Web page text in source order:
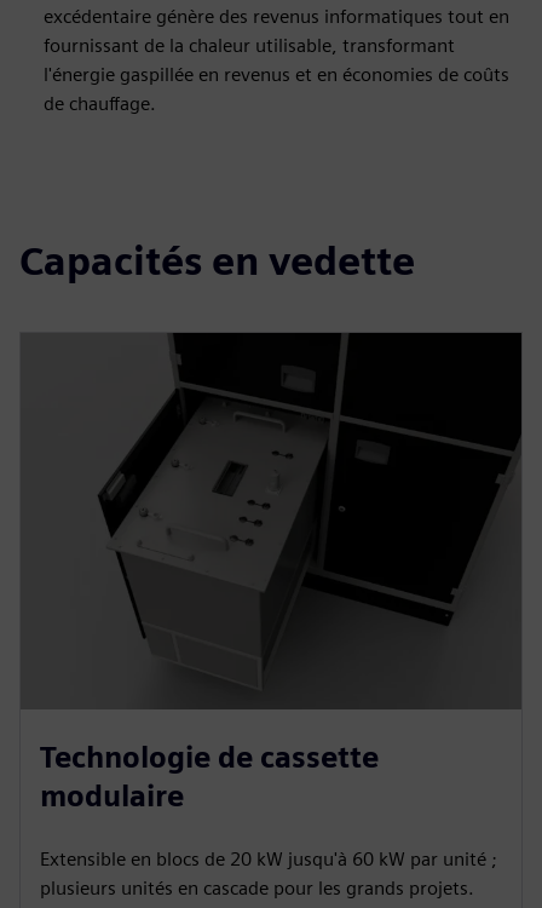
excédentaire génère des revenus informatiques tout en
fournissant de la chaleur utilisable, transformant
l'énergie gaspillée en revenus et en économies de coûts
de chauffage.
Capacités en vedette
Technologie de cassette
modulaire
Extensible en blocs de 20 kW jusqu'à 60 kW par unité ;
plusieurs unités en cascade pour les grands projets.